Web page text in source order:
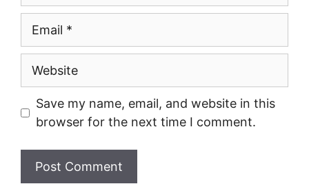
Website
Save my name, email, and website in this
browser for the next time I comment.